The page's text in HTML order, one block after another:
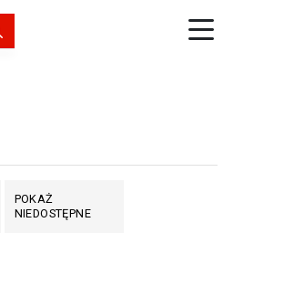
POKAŻ
NIEDOSTĘPNE